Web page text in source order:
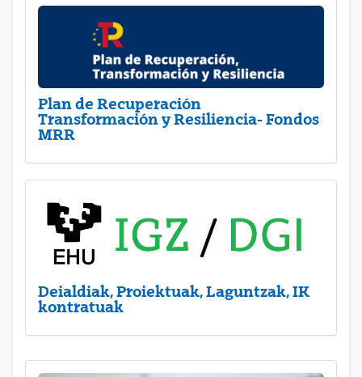
Plan de Recuperación
Transformación y Resiliencia- Fondos
MRR
Deialdiak, Proiektuak, Laguntzak, IK
kontratuak